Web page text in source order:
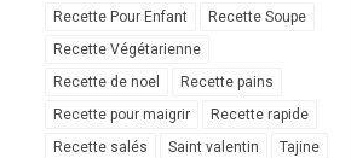
Recette Pour Enfant
Recette Soupe
Recette Végétarienne
Recette de noel
Recette pains
Recette pour maigrir
Recette rapide
Recette salés
Saint valentin
Tajine